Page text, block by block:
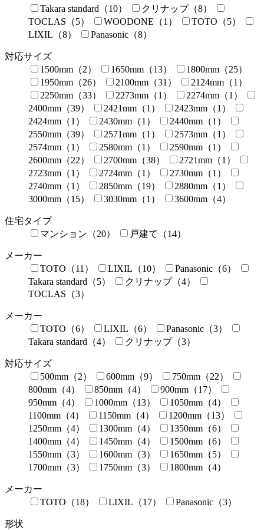
Takara standard（10）
クリナップ（8）
TOCLAS（5）
WOODONE（1）
TOTO（5）
LIXIL（8）
Panasonic（8）
対応サイズ
1500mm（2）
1650mm（13）
1800mm（25）
1950mm（26）
2100mm（31）
2124mm（1）
2250mm（33）
2273mm（1）
2274mm（1）
2400mm（39）
2421mm（1）
2423mm（1）
2424mm（1）
2430mm（1）
2440mm（1）
2550mm（39）
2571mm（1）
2573mm（1）
2574mm（1）
2580mm（1）
2590mm（1）
2600mm（22）
2700mm（38）
2721mm（1）
2723mm（1）
2724mm（1）
2730mm（1）
2740mm（1）
2850mm（19）
2880mm（1）
3000mm（15）
3030mm（1） 3600mm（4）
住宅タイプ
マンション（20）
戸建て（14）
メーカー
TOTO（11）
LIXIL（10）
Panasonic（6）
Takara standard（5）
クリナップ（4）
TOCLAS（3）
メーカー
TOTO（6）
LIXIL（6）
Panasonic（3）
Takara standard（4）
クリナップ（3）
対応サイズ
500mm（2）
600mm（9）
750mm（22）
800mm（4）
850mm（4）
900mm（17）
950mm（4）
1000mm（13）
1050mm（4）
1100mm（4）
1150mm（4）
1200mm（13）
1250mm（4）
1300mm（4）
1350mm（6）
1400mm（4）
1450mm（4）
1500mm（6）
1550mm（3）
1600mm（3）
1650mm（5）
1700mm（3）
1750mm（3） 1800mm（4）
メーカー
TOTO（18）
LIXIL（17） Panasonic（3）
形状